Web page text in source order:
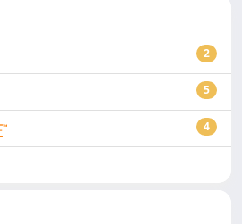
2
5
4